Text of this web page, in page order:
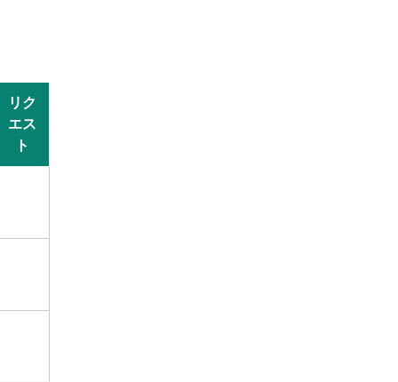
リク
エス
ト